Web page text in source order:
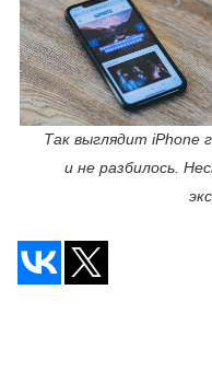
Так выглядит iPhone
и не разбилось.